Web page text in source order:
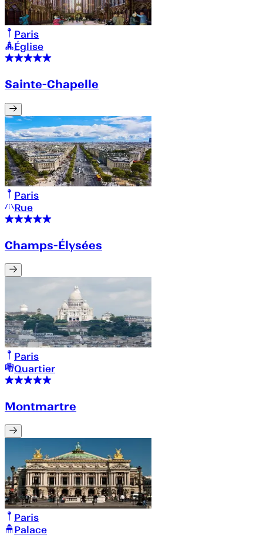
Paris
Église
Sainte-Chapelle
Paris
Rue
Champs-Élysées
Paris
Quartier
Montmartre
Paris
Palace